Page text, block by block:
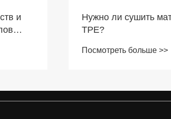
пластиком:
термопластичная
просто правильной